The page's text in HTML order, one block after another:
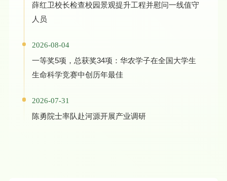
薛红卫校长检查校园景观提升工程并慰问一线值守
人员
2026-08-04
一等奖5项，总获奖34项：华农学子在全国大学生
生命科学竞赛中创历年最佳
2026-07-31
陈勇院士率队赴河源开展产业调研